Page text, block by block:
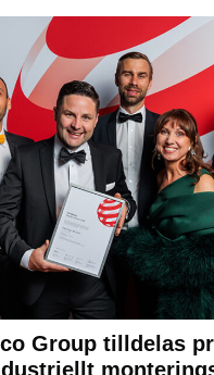
Group tilldelas